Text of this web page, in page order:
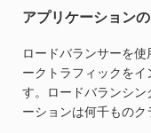
アプリケーション
ロードバランサーを
ークトラフィックを
す。ロードバランシ
ーションは何千ものク